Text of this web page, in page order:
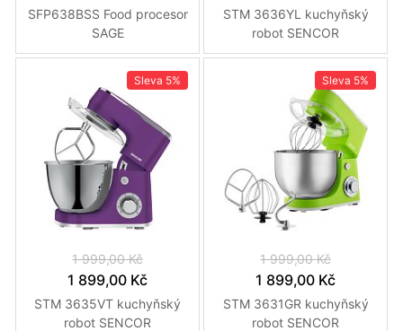
SFP638BSS Food procesor
SAGE
STM 3636YL kuchyňský
robot SENCOR
Sleva 5%
1 999,00 Kč
1 899,00 Kč
STM 3635VT kuchyňský
robot SENCOR
Sleva 5%
1 999,00 Kč
1 899,00 Kč
STM 3631GR kuchyňský
robot SENCOR